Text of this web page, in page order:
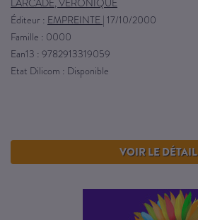
LARCADE, VERONIQUE
Éditeur : EMPREINTE | 17/10/2000
Famille : 0000
Ean13 : 9782913319059
Etat Dilicom : Disponible
VOIR LE DÉTAIL